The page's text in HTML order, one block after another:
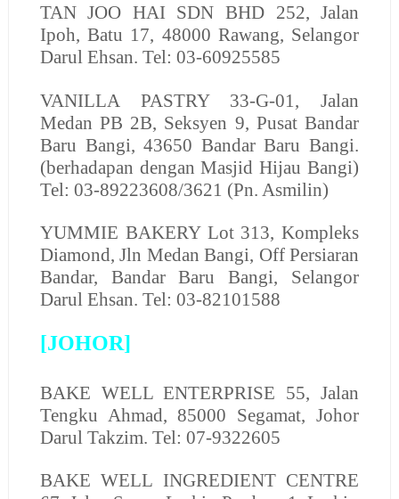
TAN JOO HAI SDN BHD 252, Jalan
Ipoh, Batu 17, 48000 Rawang, Selangor
Darul Ehsan. Tel: 03-60925585
VANILLA PASTRY 33-G-01, Jalan
Medan PB 2B, Seksyen 9, Pusat Bandar
Baru Bangi, 43650 Bandar Baru Bangi.
(berhadapan dengan Masjid Hijau Bangi)
Tel: 03-89223608/3621 (Pn. Asmilin)
YUMMIE BAKERYLot 313, Kompleks
Diamond, Jln Medan Bangi, Off Persiaran
Bandar, Bandar Baru Bangi, Selangor
Darul Ehsan. Tel: 03-82101588
[JOHOR]
BAKE WELL ENTERPRISE 55, Jalan
Tengku Ahmad, 85000 Segamat, Johor
Darul Takzim. Tel: 07-9322605
BAKE WELL INGREDIENT CENTRE